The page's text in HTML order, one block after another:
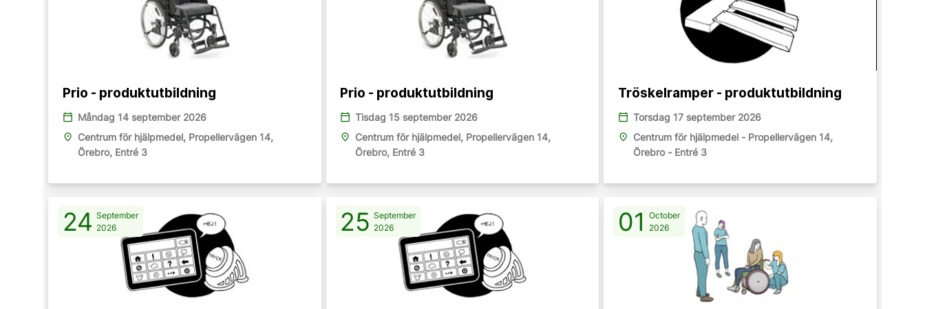
Prio - produktutbildning
calendar_today Måndag 14 september 2026
place
Centrum för hjälpmedel, Propellervägen 14,
Örebro, Entré 3
Prio - produktutbildning
calendar_today Tisdag 15 september 2026
place
Centrum för hjälpmedel, Propellervägen 14,
Örebro, Entré 3
Tröskelramper - produktutbildning
calendar_today Torsdag 17 september 2026
place
Centrum för hjälpmedel - Propellervägen 14,
Örebro - Entré 3
24 September
2026
25 September
2026
01
October
2026